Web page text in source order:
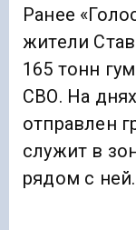
Ранее
жители
165 тонн
СВО. На
отправлен
служит в
рядом с ней.